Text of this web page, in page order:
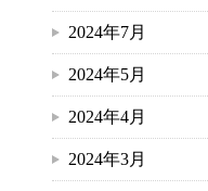
2024年7月
2024年5月
2024年4月
2024年3月